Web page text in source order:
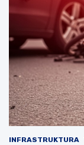
INFRASTRUKTURA